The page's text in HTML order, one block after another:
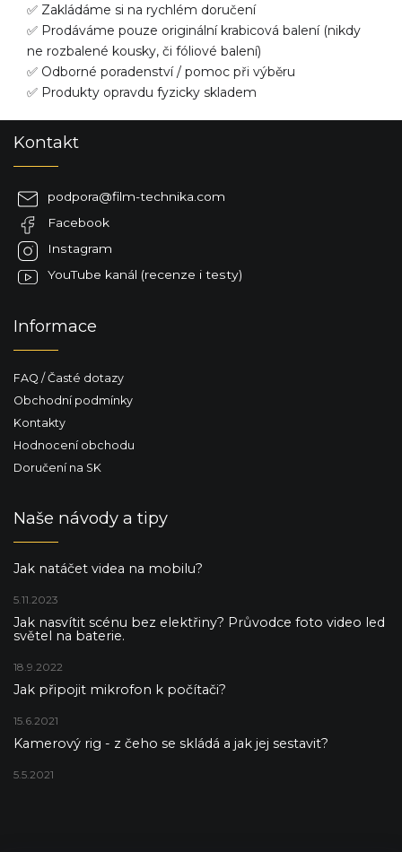
✅ Zakládáme si na rychlém doručení
✅ Prodáváme pouze originální krabicová balení (nikdy
ne rozbalené kousky, či fóliové balení)
✅ Odborné poradenství / pomoc při výběru
✅ Produkty opravdu fyzicky skladem
Kontakt
podpora@film-technika.com
Facebook
Instagram
YouTube kanál (recenze i testy)
Informace
FAQ / Časté dotazy
Obchodní podmínky
Kontakty
Hodnocení obchodu
Doručení na SK
Naše návody a tipy
Jak natáčet videa na mobilu?
5.11.2023
Jak nasvítit scénu bez elektřiny? Průvodce foto video led
světel na baterie.
18.9.2022
Jak připojit mikrofon k počítači?
15.6.2021
Kamerový rig - z čeho se skládá a jak jej sestavit?
5.5.2021